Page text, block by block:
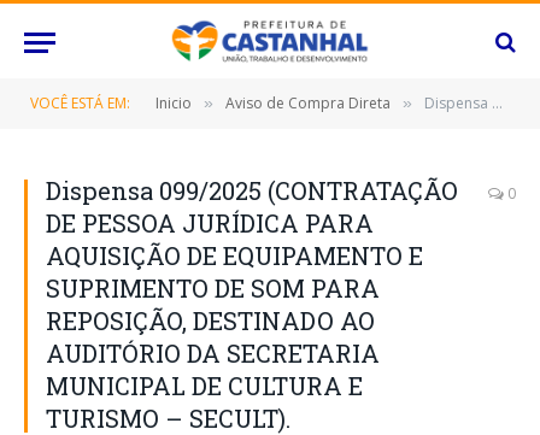
VOCÊ ESTÁ EM: Inicio » Aviso de Compra Direta » Dispensa 099/2025 (CONTRATAÇÃO DE PESSOA JURÍDICA PARA AQUISIÇÃO DE EQUIPAMENTO E SUPRIMENTO DE SOM PARA REPOSIÇÃO, DESTINADO AO AUDITÓRIO DA SECRETARIA MUNICIPAL DE CULTURA E TURISMO – SECULT).
Dispensa 099/2025 (CONTRATAÇÃO
DE PESSOA JURÍDICA PARA
AQUISIÇÃO DE EQUIPAMENTO E
SUPRIMENTO DE SOM PARA
REPOSIÇÃO, DESTINADO AO
AUDITÓRIO DA SECRETARIA
MUNICIPAL DE CULTURA E
TURISMO – SECULT).
0